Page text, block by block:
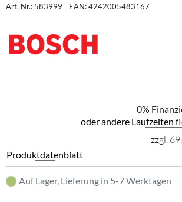
Art. Nr.: 583999 EAN: 4242005483167
0%
oder andere Laufzeiten
zzgl.
Produktdatenblatt
Auf Lager, Lieferung in 5-7 Werktagen